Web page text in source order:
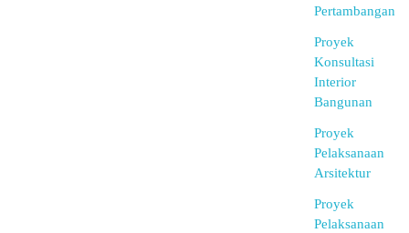
Pertambangan
Proyek
Konsultasi
Interior
Bangunan
Proyek
Pelaksanaan
Arsitektur
Proyek
Pelaksanaan